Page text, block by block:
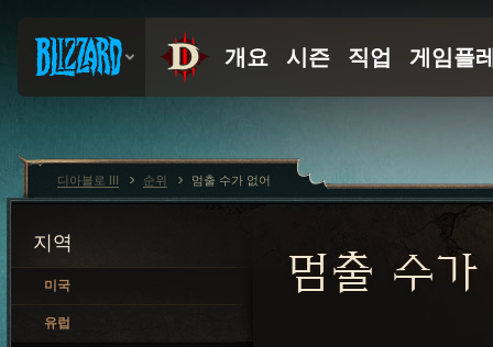
지역
미국
유럽
멈출 수가
디아블로 III 순위 멈출 수가 없어